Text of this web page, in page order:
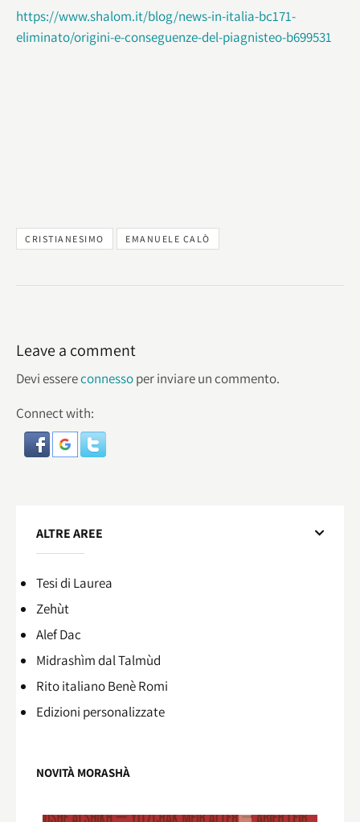
https://www.shalom.it/blog/news-in-italia-bc171-
eliminato/origini-e-conseguenze-del-piagnisteo-b699531
CRISTIANESIMO EMANUELE CALÒ
Leave a comment
Devi essereconnessoper inviare un commento.
Connect with:
ALTRE AREE
Tesi di Laurea
Zehùt
Alef Dac
Midrashìm dal Talmùd
Rito italiano Benè Romi​
Edizioni personalizzate
NOVITÀ MORASHÀ